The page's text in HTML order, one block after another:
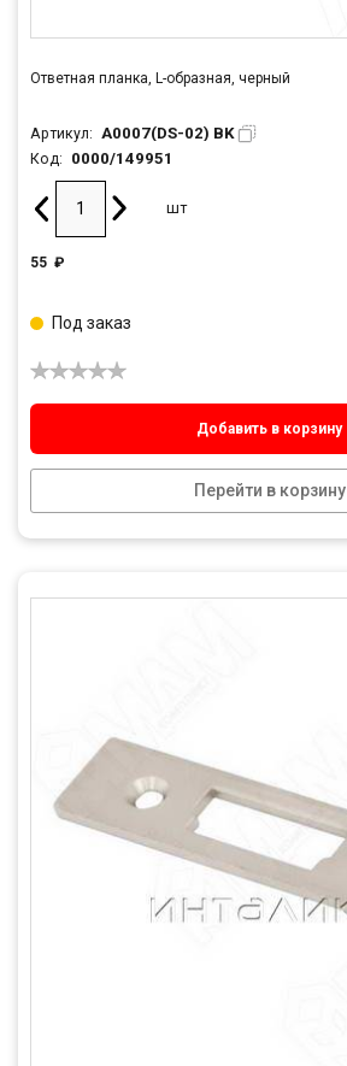
Ответная планка, L-образная, черный
Артикул: A0007(DS-02) BK
Код: 0000/149951
шт
55 ₽
Добавить в корзину
Перейти в корзину
Под заказ